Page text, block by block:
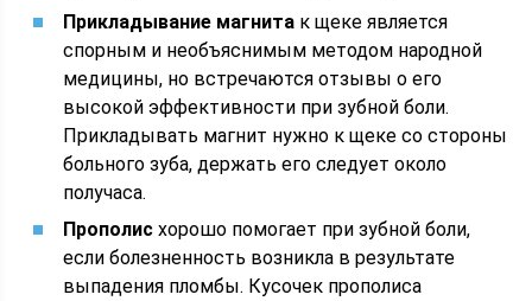
Прикладывание магнита к щеке является
спорным и необъяснимым методом народной
медицины, но встречаются отзывы о его
высокой эффективности при зубной боли.
Прикладывать магнит нужно к щеке со стороны
больного зуба, держать его следует около
получаса.
Прополис хорошо помогает при зубной боли,
если болезненность возникла в результате
выпадения пломбы. Кусочек прополиса